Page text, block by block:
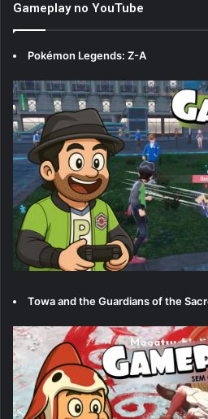
Gameplay no YouTube
Pokémon Legends: Z-A
Towa and the Guardians of the